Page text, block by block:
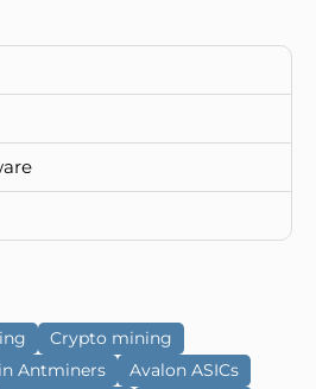
Crypto mining
Antminers
Avalon ASICs